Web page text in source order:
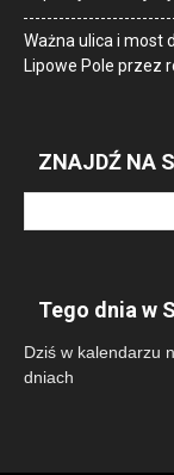
Ważna ulica i most
Lipowe Pole przez
ZNAJDŹ NA
Tego dnia w
Dziś w kalendarzu
dniach